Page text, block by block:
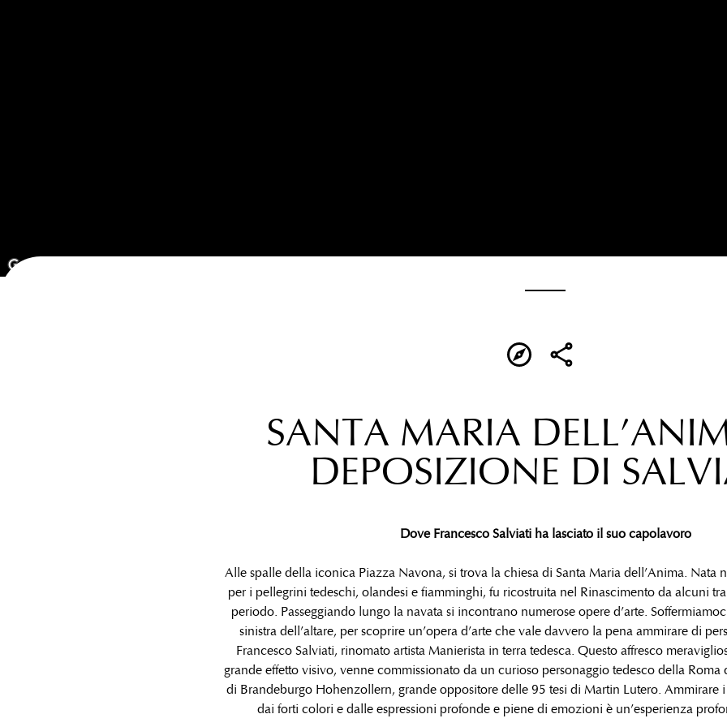
SANTA MARIA
DEPOSIZIONE DI
Dove Francesco Salviati ha lasciato il suo capolavoro
Alle spalle della iconica Piazza Navona, si trova la chiesa di Santa Maria dell’Anima. Nata
per i pellegrini tedeschi, olandesi e fiamminghi, fu ricostruita nel Rinascimento da alcuni
periodo. Passeggiando lungo la navata si incontrano numerose opere d’arte.
sinistra dell’altare, per scoprire un’opera d’arte che vale davvero la pena ammirare di
Francesco Salviati, rinomato artista Manierista in terra tedesca. Questo affresco
grande effetto visivo, venne commissionato da un curioso personaggio tedesco della
di Brandeburgo Hohenzollern, grande oppositore delle 95 tesi di Martin Lutero. Ammirare
dai forti colori e dalle espressioni profonde e piene di emozioni è un’esperienza